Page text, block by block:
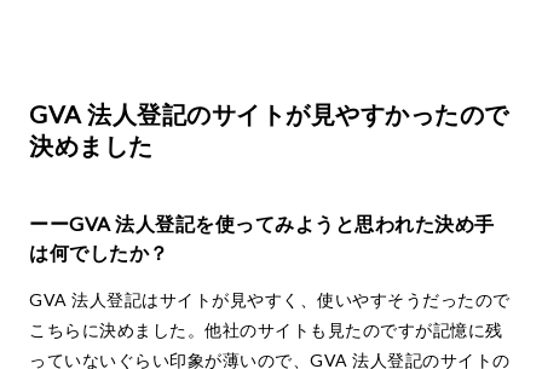
GVA 法人登記のサイトが見やすかったので
決めました
ーーGVA 法人登記を使ってみようと思われた決め手
は何でしたか？
GVA 法人登記はサイトが見やすく、使いやすそうだったので
こちらに決めました。他社のサイトも見たのですが記憶に残
っていないぐらい印象が薄いので、GVA 法人登記のサイトの